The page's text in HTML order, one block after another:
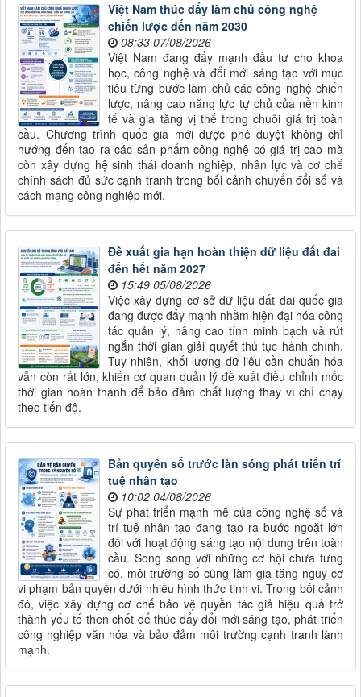
Việt Nam thúc đẩy làm chủ công nghệ
chiến lược đến năm 2030
08:33 07/08/2026
Việt Nam đang đẩy mạnh đầu tư cho khoa
học, công nghệ và đổi mới sáng tạo với mục
tiêu từng bước làm chủ các công nghệ chiến
lược, nâng cao năng lực tự chủ của nền kinh
tế và gia tăng vị thế trong chuỗi giá trị toàn
cầu. Chương trình quốc gia mới được phê duyệt không chỉ
hướng đến tạo ra các sản phẩm công nghệ có giá trị cao mà
còn xây dựng hệ sinh thái doanh nghiệp, nhân lực và cơ chế
chính sách đủ sức cạnh tranh trong bối cảnh chuyển đổi số và
cách mạng công nghiệp mới.
Đề xuất gia hạn hoàn thiện dữ liệu đất đai
đến hết năm 2027
15:49 05/08/2026
Việc xây dựng cơ sở dữ liệu đất đai quốc gia
đang được đẩy mạnh nhằm hiện đại hóa công
tác quản lý, nâng cao tính minh bạch và rút
ngắn thời gian giải quyết thủ tục hành chính.
Tuy nhiên, khối lượng dữ liệu cần chuẩn hóa
vẫn còn rất lớn, khiến cơ quan quản lý đề xuất điều chỉnh mốc
thời gian hoàn thành để bảo đảm chất lượng thay vì chỉ chạy
theo tiến độ.
Bản quyền số trước làn sóng phát triển trí
tuệ nhân tạo
10:02 04/08/2026
Sự phát triển mạnh mẽ của công nghệ số và
trí tuệ nhân tạo đang tạo ra bước ngoặt lớn
đối với hoạt động sáng tạo nội dung trên toàn
cầu. Song song với những cơ hội chưa từng
có, môi trường số cũng làm gia tăng nguy cơ
vi phạm bản quyền dưới nhiều hình thức tinh vi. Trong bối cảnh
đó, việc xây dựng cơ chế bảo vệ quyền tác giả hiệu quả trở
thành yếu tố then chốt để thúc đẩy đổi mới sáng tạo, phát triển
công nghiệp văn hóa và bảo đảm môi trường cạnh tranh lành
mạnh.